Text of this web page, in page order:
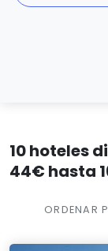
10 hoteles
44€ hasta
ORDENAR